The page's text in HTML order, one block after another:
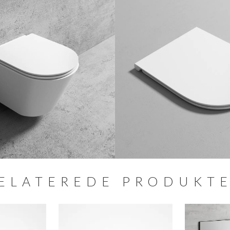
placering på cisternens front. Fremstillet af
, smal model, højde 112 cm.
6 liter skyl) wc-cisterne element med inspektion
passer til alle godkendte hængeklosetter
Beregnet til opstilling foran væg eller
for væg/armstøtte ved montering af
kampagnepriserne gælder kun så